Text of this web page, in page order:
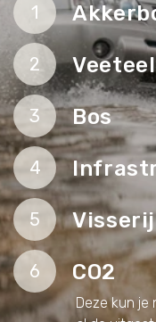
1
2
3 Bos
4
5 Visserij
6 CO2
Deze kun je